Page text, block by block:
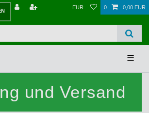
EUR 0 0,00 EUR
☰
und Versand